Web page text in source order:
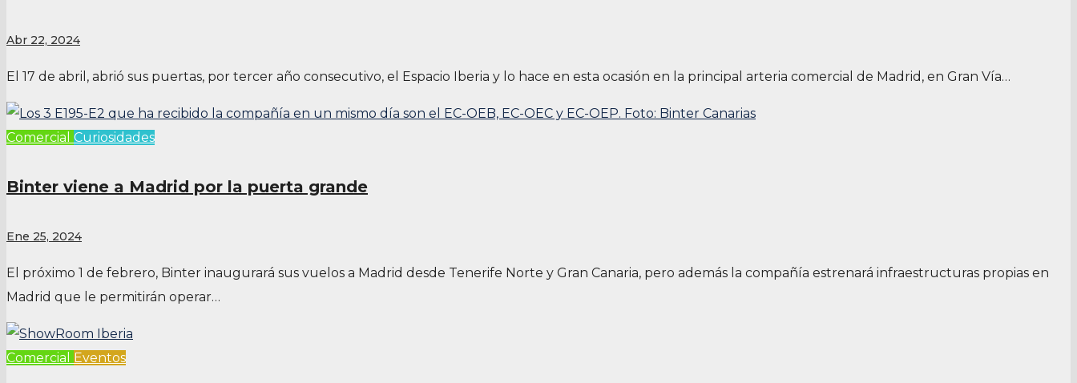
Abr 22, 2024
El 17 de abril, abrió sus puertas, por tercer año consecutivo, el Espacio Iberia y lo hace en esta ocasión en la principal arteria comercial de Madrid, en Gran Vía…
Comercial Curiosidades
Binter viene a Madrid por la puerta grande
Ene 25, 2024
El próximo 1 de febrero, Binter inaugurará sus vuelos a Madrid desde Tenerife Norte y Gran Canaria, pero además la compañía estrenará infraestructuras propias en
Madrid que le permitirán operar…
Comercial Eventos